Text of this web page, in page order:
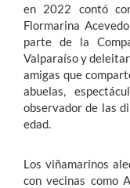
en 2022 contó
Flormarina
parte de la
Valparaíso y
amigas que
abuelas,
observador de las
edad.
Los viñamarinos
con vecinas como